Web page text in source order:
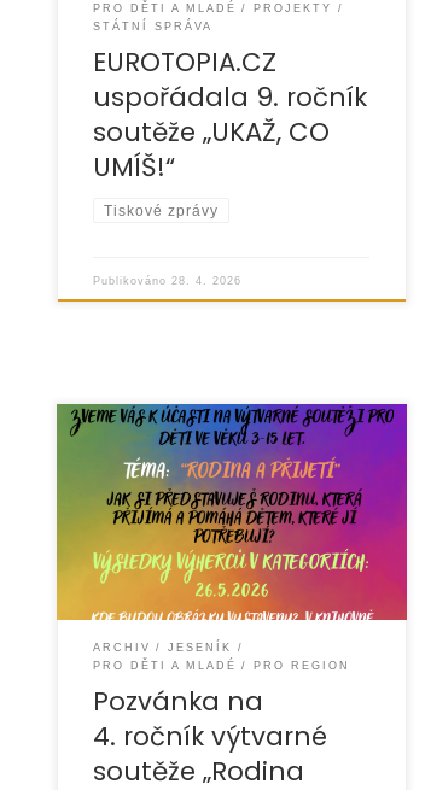
PRO DĚTI A MLADÉ
PROJEKTY
STÁTNÍ SPRÁVA
EUROTOPIA.CZ
uspořádala 9. ročník
soutěže „UKAŽ, CO
UMÍŠ!“
Tiskové zprávy
Publikováno28. 4. 2026
Ve dnech 21. dubna až 26. května
2026 pořádá organizace
EUROTOPIA.CZ, o.p.s. ve spolupráci
s Knihovnou Vincence Priessnitze již
4. ročník výtvarné soutěže „Rodina
ARCHIV
JESENÍK
PRO DĚTI A MLADÉ
PRO REGION
Pozvánka na
4. ročník výtvarné
soutěže „Rodina